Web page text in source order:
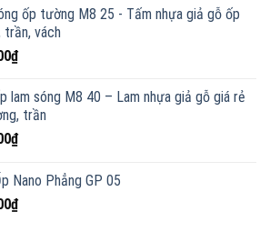
ốp tường M8 25 - Tấm nhựa giả gỗ ốp
trần, vách
₫
lam sóng M8 40 – Lam nhựa giả gỗ giá rẻ
trần
₫
Nano Phẳng GP 05
₫